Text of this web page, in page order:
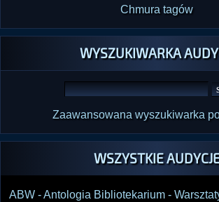
Chmura tagów
WYSZUKIWARKA
Zaawansowana wyszukiwarka
WSZYSTKIE
ABW - Antologia Bibliotekarium -